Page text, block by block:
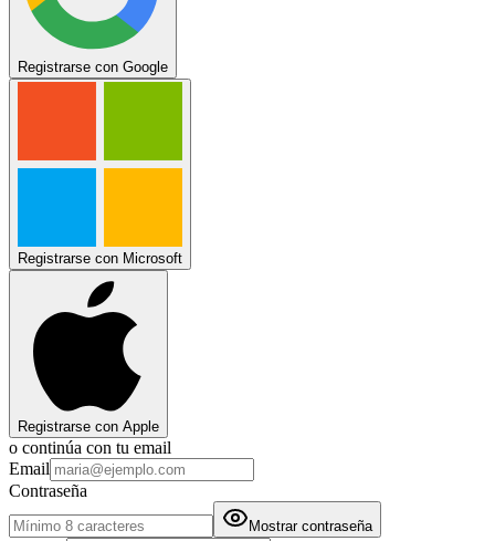
Registrarse con Google
Registrarse con Microsoft
Registrarse con Apple
o continúa con tu email
Email
Contraseña
Mostrar contraseña